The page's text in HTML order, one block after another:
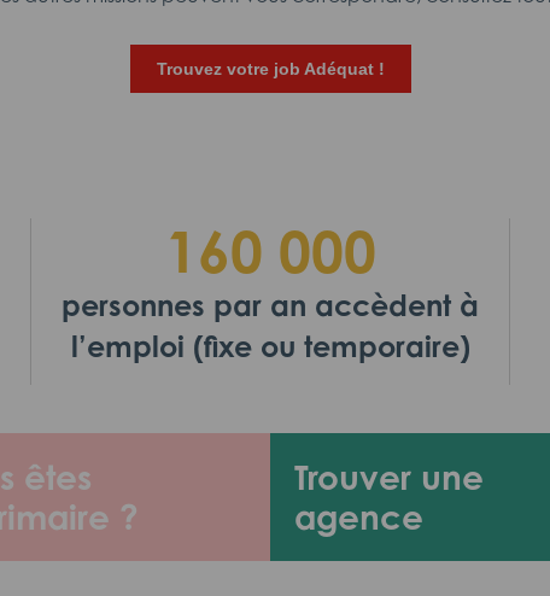
Trouvez votre job Adéquat !
êtes
?
Trouver une
agence
160 000
personnes par an accèdent à
l’emploi (fixe ou temporaire)